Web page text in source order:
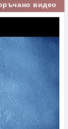
видео